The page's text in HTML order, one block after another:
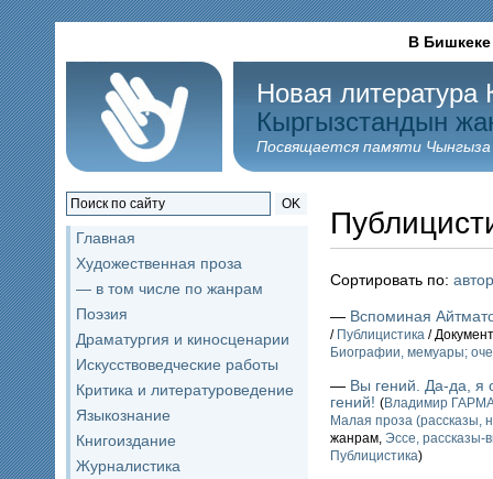
В Бишкеке
Новая литература
Кыргызстандын
Посвящается памяти
OK
Главная
Художественная проза
— в том числе по жанрам
Поэзия
Драматургия и киносценарии
Искусствоведческие работы
Критика и литературоведение
Языкознание
Книгоиздание
Журналистика
Сортировать по:
— Вспоминая
/ Публицистика /
Биографии, мемуары;
— Вы гений. Да-да,
гений! (Владимир
Малая проза (рассказы,
жанрам, Эссе,
Публицистика)